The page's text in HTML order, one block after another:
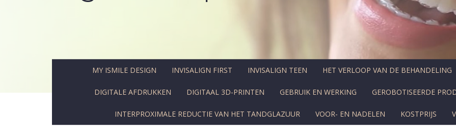
MY ISMILE DESIGN INVISALIGN FIRST INVISALIGN TEEN HET VERLOOP VAN DE BEHANDELING
DIGITALE AFDRUKKEN DIGITAAL 3D-PRINTEN GEBRUIK EN WERKING GEROBOTISEERDE
INTERPROXIMALE REDUCTIE VAN HET TANDGLAZUUR VOOR- EN NADELEN KOSTPRIJS